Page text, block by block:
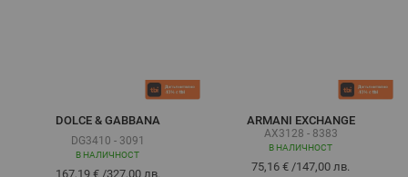
DOLCE & GABBANA
DG3410 - 3091
В НАЛИЧНОСТ
167,19 €/327,00 лв.
ARMANI EXCHANGE
AX3128 - 8383
В НАЛИЧНОСТ
75,16 € /147,00 лв.